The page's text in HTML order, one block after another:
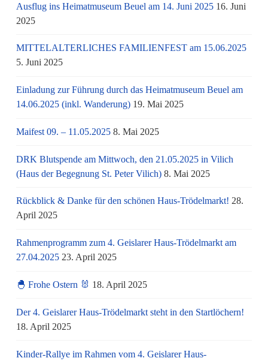
Ausflug ins Heimatmuseum Beuel am 14. Juni 2025 16. Juni
2025
MITTELALTERLICHES FAMILIENFEST am 15.06.2025
5. Juni 2025
Einladung zur Führung durch das Heimatmuseum Beuel am
14.06.2025 (inkl. Wanderung) 19. Mai 2025
Maifest 09. – 11.05.2025 8. Mai 2025
DRK Blutspende am Mittwoch, den 21.05.2025 in Vilich
(Haus der Begegnung St. Peter Vilich) 8. Mai 2025
Rückblick & Danke für den schönen Haus-Trödelmarkt! 28.
April 2025
Rahmenprogramm zum 4. Geislarer Haus-Trödelmarkt am
27.04.2025 23. April 2025
🐣 Frohe Ostern 🐰 18. April 2025
Der 4. Geislarer Haus-Trödelmarkt steht in den Startlöchern!
18. April 2025
Kinder-Rallye im Rahmen vom 4. Geislarer Haus-